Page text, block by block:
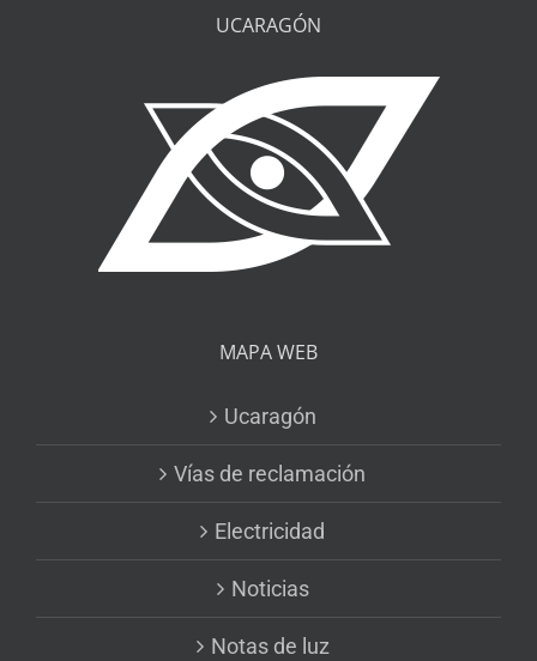
UCARAGÓN
MAPA WEB
Ucaragón
Vías de reclamación
Electricidad
Noticias
Notas de luz